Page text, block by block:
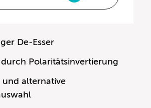
De-Esser
durch Polaritätsinvertierung
und alternative